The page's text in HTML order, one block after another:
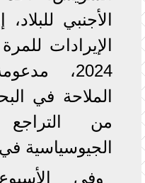
الأجنبي
الإيرادات
2024،
الملاحة في
من التراجع
الجيوسياسية
وفي